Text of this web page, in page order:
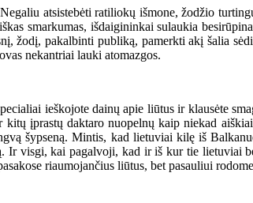
atsistebėti ratiliokų išmone, žodžio
smarkumas, išdaigininkai sulaukia
žodį, pakalbinti publiką, pamerkti akį šalia
nekantriai lauki atomazgos.
ieškojote dainų apie liūtus ir klausėte
įprastų daktaro nuopelnų kaip niekad
šypseną. Mintis, kad lietuviai kilę iš
Ir visgi, kai pagalvoji, kad ir iš kur tie lietuviai
riaumojančius liūtus, bet pasauliui